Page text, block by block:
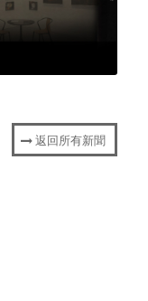
返回所有新聞